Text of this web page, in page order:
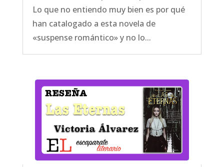
Lo que no entiendo muy bien es por qué
han catalogado a esta novela de
«suspense romántico» y no lo...